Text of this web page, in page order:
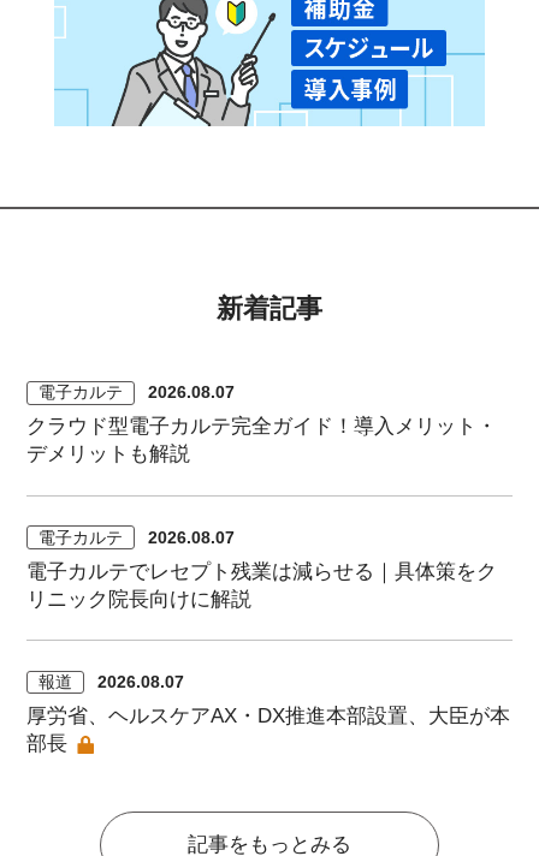
新着記事
電子カルテ 2026.08.07
クラウド型電子カルテ完全ガイド！導入メリット・
デメリットも解説
電子カルテ 2026.08.07
電子カルテでレセプト残業は減らせる｜具体策をク
リニック院長向けに解説
報道 2026.08.07
厚労省、ヘルスケアAX・DX推進本部設置、大臣が本
部長
記事をもっとみる